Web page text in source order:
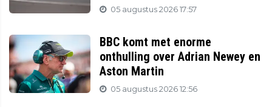
05 augustus 2026 17:57
BBC komt met enorme
onthulling over Adrian Newey en
Aston Martin
05 augustus 2026 12:56